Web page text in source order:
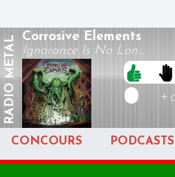
RADIO
METAL Corrosive Elements
Ignorance Is No Lon...
+
CONCOURS PODCASTS